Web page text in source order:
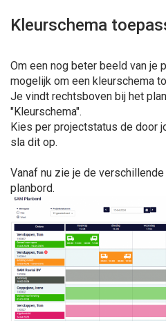
Kleurschema
Om een nog beter beeld van je
mogelijk om een kleurschema
Je vindt rechtsboven bij het
"Kleurschema".
Kies per projectstatus de door
sla dit op.
Vanaf nu zie je de
planbord.